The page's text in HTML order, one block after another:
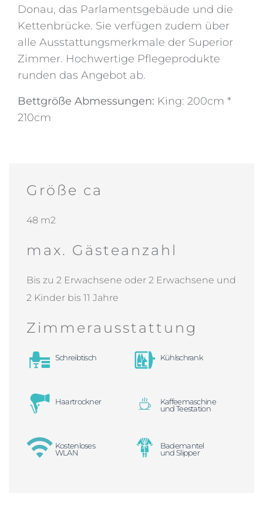
Donau, das Parlamentsgebäude und die
Kettenbrücke. Sie verfügen zudem über
alle Ausstattungsmerkmale der Superior
Zimmer. Hochwertige Pflegeprodukte
runden das Angebot ab.
Bettgröße Abmessungen: King: 200cm *
210cm
Größe ca
48 m2
max. Gästeanzahl
Bis zu 2 Erwachsene oder 2 Erwachsene und
2 Kinder bis 11 Jahre
Zimmerausstattung
Schreibtisch Kühlschrank
Haartrockner Kaffeemaschine
und Teestation
Kostenloses
WLAN
Bademantel
und Slipper